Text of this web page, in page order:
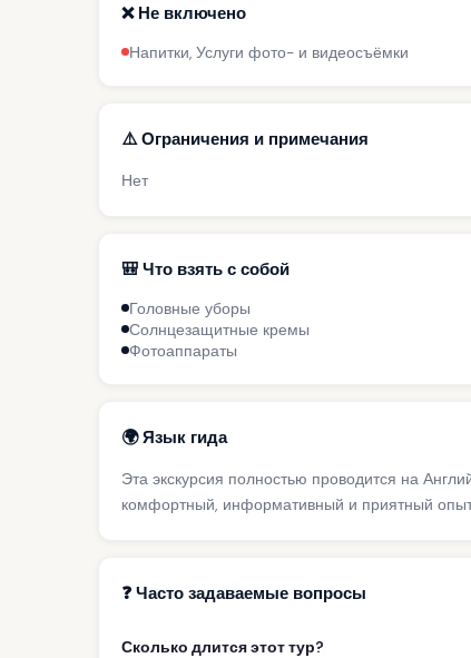
❌ Не включено
Напитки, Услуги фото- и видеосъёмки
⚠️ Ограничения и примечания
Нет
🎒 Что взять с собой
Головные уборы
Солнцезащитные кремы
Фотоаппараты
🌍 Язык гида
Эта экскурсия полностью проводится на
комфортный, информативный и приятный опыт
❓ Часто задаваемые вопросы
Сколько длится этот тур?